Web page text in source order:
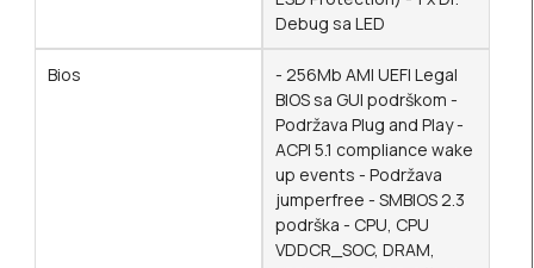
Debug sa LED
Bios
- 256Mb AMI UEFI Legal
BIOS sa GUI podrškom -
Podržava Plug and Play -
ACPI 5.1 compliance wake
up events - Podržava
jumperfree - SMBIOS 2.3
podrška - CPU, CPU
VDDCR_SOC, DRAM,